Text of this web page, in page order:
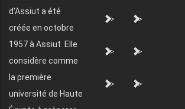
d'Assiut a été
créée en octobre
1957 à Assiut. Elle
considère comme
la première
université de Haute
"> ">
"> ">
"> ">